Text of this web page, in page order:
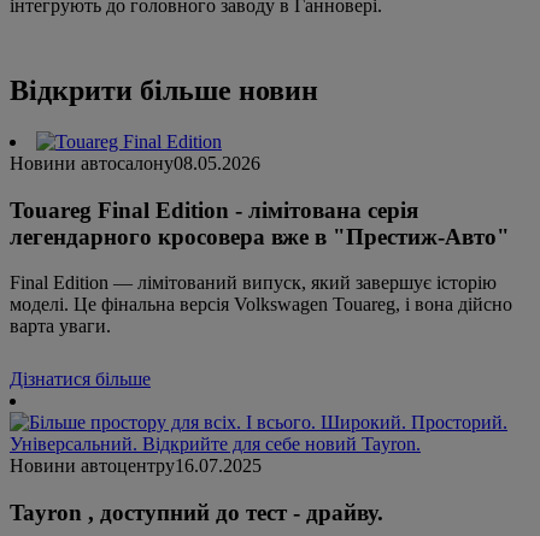
інтегрують до головного заводу в Ганновері.
Відкрити більше новин
Новини автосалону08.05.2026
Touareg Final Edition - лімітована серія
легендарного кросовера вже в "Престиж-Авто"
Final Edition — лімітований випуск, який завершує історію
моделі. Це фінальна версія Volkswagen Touareg, і вона дійсно
варта уваги.
Дізнатися більше
Новини автоцентру16.07.2025
Tayron , доступний до тест - драйву.